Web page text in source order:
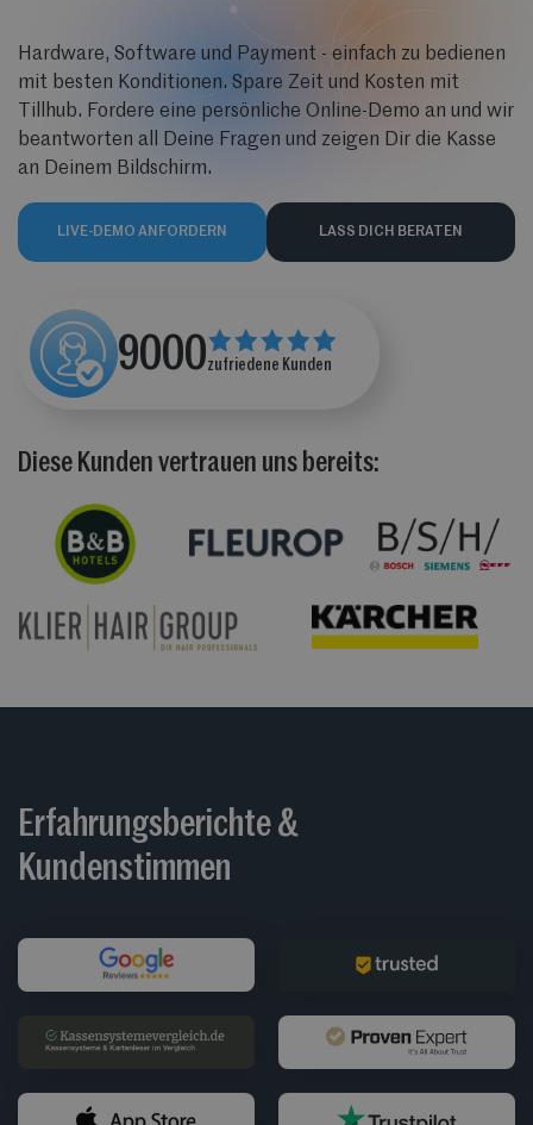
Hardware, Software und Payment - einfach zu bedienen
mit besten Konditionen. Spare Zeit und Kosten mit
Tillhub. Fordere eine persönliche Online-Demo an und wir
beantworten all Deine Fragen und zeigen Dir die Kasse
an Deinem Bildschirm.
LIVE-DEMO ANFORDERN LASS DICH BERATEN
9000zufriedene Kunden
Diese Kunden vertrauen uns bereits:
Erfahrungsberichte &
Kundenstimmen